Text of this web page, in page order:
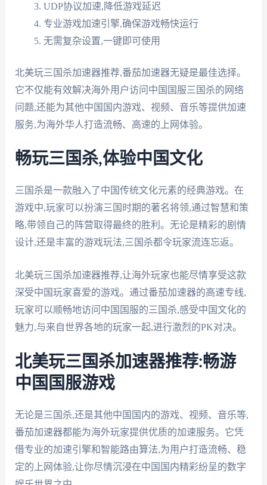
UDP协议加速,降低游戏延迟
专业游戏加速引擎,确保游戏畅快运行
无需复杂设置,一键即可使用
北美玩三国杀加速器推荐,番茄加速器无疑是最佳选择。
它不仅能有效解决海外用户访问中国国服三国杀的网络
问题,还能为其他中国国内游戏、视频、音乐等提供加速
服务,为海外华人打造流畅、高速的上网体验。
畅玩三国杀,体验中国文化
三国杀是一款融入了中国传统文化元素的经典游戏。在
游戏中,玩家可以扮演三国时期的著名将领,通过智慧和策
略,带领自己的阵营取得最终的胜利。无论是精彩的剧情
设计,还是丰富的游戏玩法,三国杀都令玩家流连忘返。
北美玩三国杀加速器推荐,让海外玩家也能尽情享受这款
深受中国玩家喜爱的游戏。通过番茄加速器的高速专线,
玩家可以顺畅地访问中国国服的三国杀,感受中国文化的
魅力,与来自世界各地的玩家一起,进行激烈的PK对决。
北美玩三国杀加速器推荐:畅游
中国国服游戏
无论是三国杀,还是其他中国国内的游戏、视频、音乐等,
番茄加速器都能为海外玩家提供优质的加速服务。它凭
借专业的加速引擎和智能路由算法,为用户打造流畅、稳
定的上网体验,让你尽情沉浸在中国国内精彩纷呈的数字